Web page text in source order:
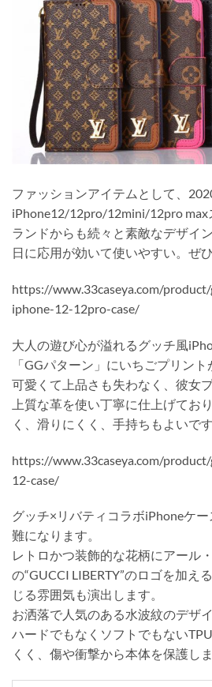
ファッションアイテムとして、
iPhone12/12pro/12mini/12pro
ランドからも続々と素敵なデザイ
日に応用が効いて使いやすい。ぜ
https://www.33caseya.com/
iphone-12-12pro-case/
大人の遊び心が溢れるグッチ風
「GGパターン」にいちごプリント
可愛くて上品さも失わなく、彼女
上質な革を使い丁寧に仕上げてお
く、滑りにくく、手持ちもよいです
https://www.33caseya.com/
12-case/
グッチ×リバティコラボiPhoneケ
難になります。
レトロかつ装飾的な花柄にアール
の“GUCCI LIBERTY”のロゴを加え
じる雰囲気も演出します。
お洒落で人気のある水波紋のデザ
ハードでもなくソフトでもない
くく、傷や衝撃から本体を保護しま